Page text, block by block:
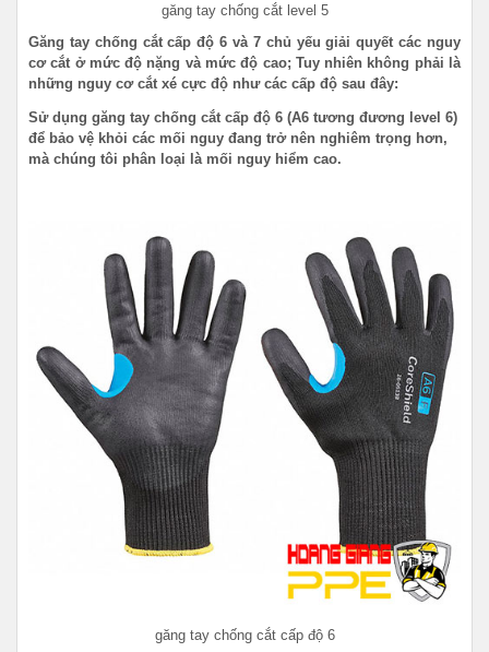
găng tay chống cắt level 5
Găng tay chống cắt cấp độ 6 và 7 chủ yếu giải quyết các nguy
cơ cắt ở mức độ nặng và mức độ cao; Tuy nhiên không phải là
những nguy cơ cắt xé cực độ như các cấp độ sau đây:
Sử dụng găng tay chống cắt cấp độ 6 (A6 tương đương level 6)
để bảo vệ khỏi các mối nguy đang trở nên nghiêm trọng hơn,
mà chúng tôi phân loại là mối nguy hiểm cao.
găng tay chống cắt cấp độ 6